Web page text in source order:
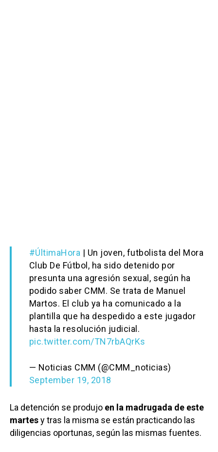
#ÚltimaHora | Un joven, futbolista del Mora
Club De Fútbol, ha sido detenido por
presunta una agresión sexual, según ha
podido saber CMM. Se trata de Manuel
Martos. El club ya ha comunicado a la
plantilla que ha despedido a este jugador
hasta la resolución judicial.
pic.twitter.com/TN7rbAQrKs
— Noticias CMM (@CMM_noticias)
September 19, 2018
La detención se produjo en la madrugada de este
martesy tras la misma se están practicando las
diligencias oportunas, según las mismas fuentes.